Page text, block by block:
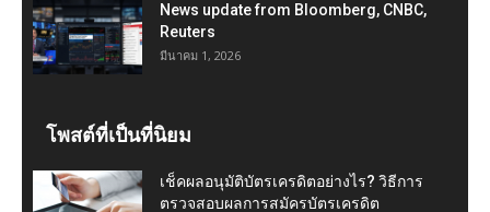
News update from Bloomberg, CNBC,
Reuters
มีนาคม 1, 2026
โพสต์ที่เป็นที่นิยม
เช็คผลอนุมัติบัตรเครดิตอย่างไร? วิธีการ
ตรวจสอบผลการสมัครบัตรเครดิต